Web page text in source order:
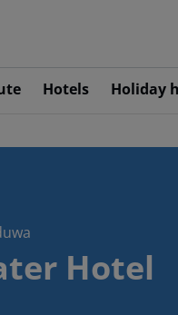
Hotels Holiday
Hotel